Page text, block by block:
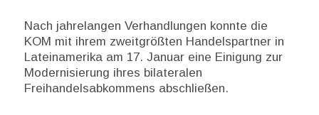
Nach jahrelangen Verhandlungen konnte die
KOM mit ihrem zweitgrößten Handelspartner in
Lateinamerika am 17. Januar eine Einigung zur
Modernisierung ihres bilateralen
Freihandelsabkommens abschließen.